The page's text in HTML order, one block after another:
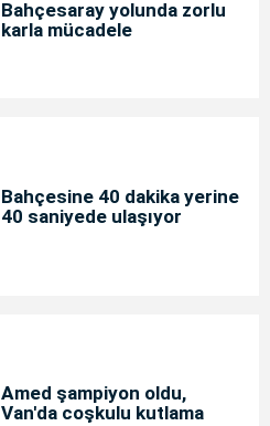
Bahçesaray yolunda zorlu
karla mücadele
Bahçesine 40 dakika yerine
40 saniyede ulaşıyor
Amed şampiyon oldu,
Van'da coşkulu kutlama